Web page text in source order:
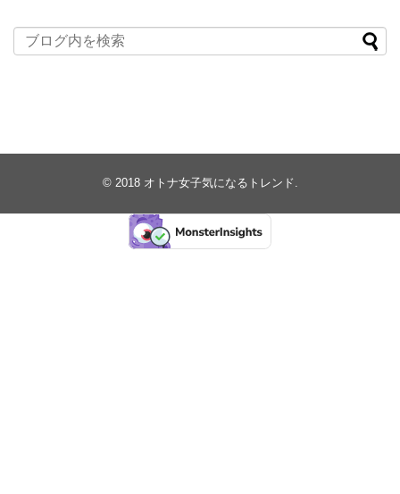
© 2018 オトナ女子気になるトレンド